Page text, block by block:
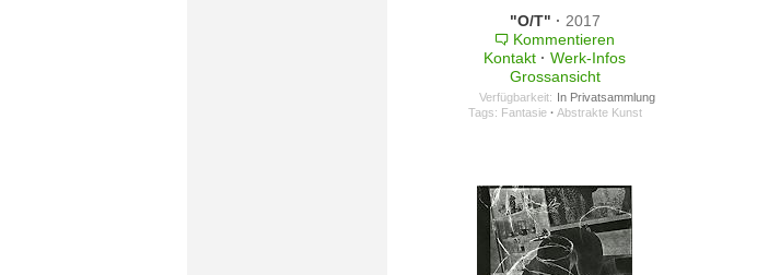
"O/T" · 2017
Kommentieren
Kontakt · Werk-Infos
Grossansicht
Verfügbarkeit: In Privatsammlung
Tags: Fantasie · Abstrakte Kunst